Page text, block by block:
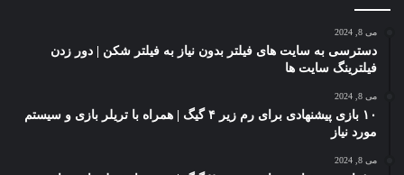
می 8, 2024
دسترسی به سایت های فیلتر بدون نیاز به فیلتر شکن | دور زدن
فیلترینگ سایت ها
می 8, 2024
۱۰ بازی پیشنهادی برای رم زیر ۴ گیگ | همراه با تریلر بازی و سیستم
مورد نیاز
می 8, 2024